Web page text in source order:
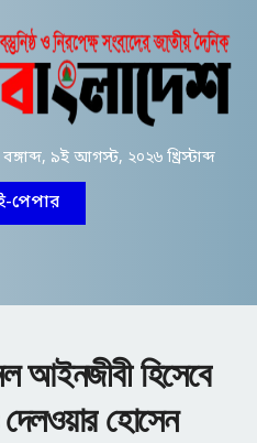
৯ই আগস্ট, ২০২৬ খ্রিস্টাব্দ
পেপার
আইনজীবী হিসেবে
দেলওয়ার হোসেন